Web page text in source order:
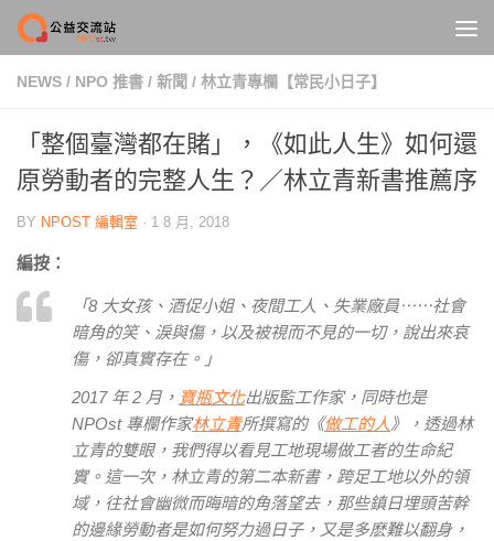
Skip to content
NEWS / NPO 推書 / 新聞 / 林立青專欄【常民小日子】
「整個臺灣都在賭」，《如此人生》如何還
原勞動者的完整人生？／林立青新書推薦序
BY NPOST 編輯室 · 1 8 月, 2018
編按：
「8 大女孩、酒促小姐、夜間工人、失業廠員⋯⋯社會
暗角的笑、淚與傷，以及被視而不見的一切，說出來哀
傷，卻真實存在。」
2017 年 2 月， 寶瓶文化出版監工作家，同時也是
NPOst 專欄作家林立青所撰寫的《做工的人 》，透過林
立青的雙眼，我們得以看見工地現場做工者的生命紀
實。這一次，林立青的第二本新書，跨足工地以外的領
域，往社會幽微而晦暗的角落望去，那些鎮日埋頭苦幹
的邊緣勞動者是如何努力過日子，又是多麽難以翻身，